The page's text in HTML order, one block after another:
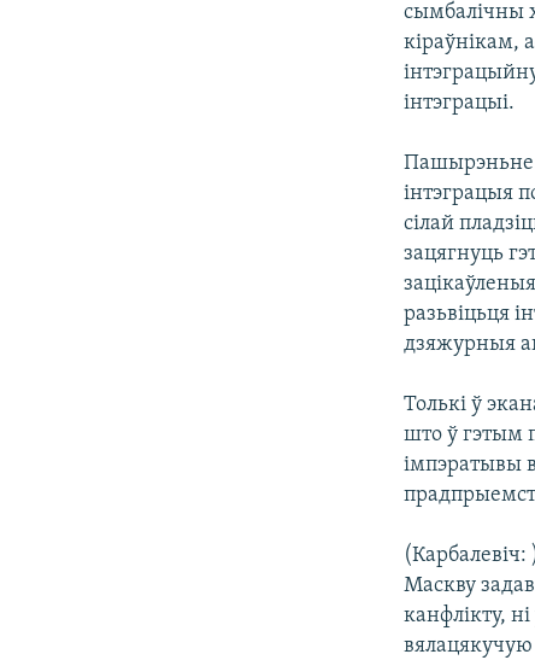
сымбалічны
кіраўнікам,
інтэграцыі.
Пашырэньне
інтэграцыя
сілай
зацягнуць
разьвіцьця
дзяжурныя
Толькі ў
што ў гэтым
імпэратывы
Маскву
канфлікту,
вялацякучую